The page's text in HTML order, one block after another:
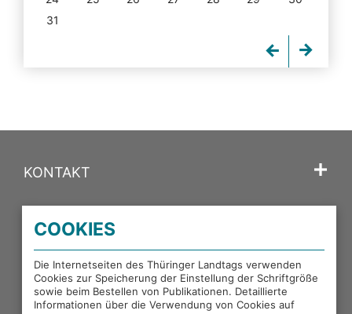
31
KONTAKT
PORTALE DES THÜRINGER LANDTAGS
EXTERNE LINKS
COOKIES
Die Internetseiten des Thüringer Landtags verwenden
Cookies zur Speicherung der Einstellung der Schriftgröße
sowie beim Bestellen von Publikationen. Detaillierte
Informationen über die Verwendung von Cookies auf